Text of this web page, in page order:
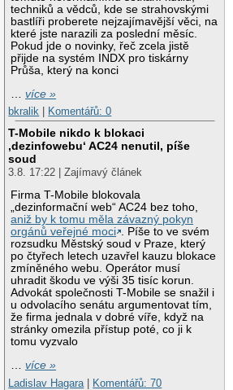
techniků a vědců, kde se strahovskými
bastlíři proberete nejzajímavější věci, na
které jste narazili za poslední měsíc.
Pokud jde o novinky, řeč zcela jistě
přijde na systém INDX pro tiskárny
Průša, který na konci
…více »
bkralik
Komentářů: 0
T-Mobile nikdo k blokaci
‚dezinfowebu‘ AC24 nenutil, píše
soud
3.8. 17:22 | Zajímavý článek
Firma T-Mobile blokovala
„dezinformační web“ AC24 bez toho,
aniž by k tomu měla závazný pokyn
orgánů veřejné moci . Píše to ve svém
rozsudku Městský soud v Praze, který
po čtyřech letech uzavřel kauzu blokace
zmíněného webu. Operátor musí
uhradit škodu ve výši 35 tisíc korun.
Advokát společnosti T-Mobile se snažil i
u odvolacího senátu argumentovat tím,
že firma jednala v dobré víře, když na
stránky omezila přístup poté, co ji k
tomu vyzvalo
…více »
Ladislav Hagara | Komentářů: 70